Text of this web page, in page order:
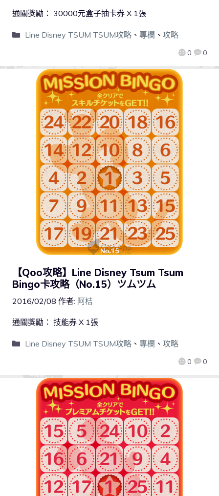
0 0
通關獎勵： 30000元盒子抽卡券 X 1張
Line Disney TSUM TSUM攻略、 專欄 、 攻略
【Qoo攻略】Line Disney Tsum Tsum
Bingo卡攻略（No.15）ツムツム
2016/02/08 作者: 阿桔
0 0
通關獎勵： 技能券 X 1張
Line Disney TSUM TSUM攻略、 專欄 、 攻略